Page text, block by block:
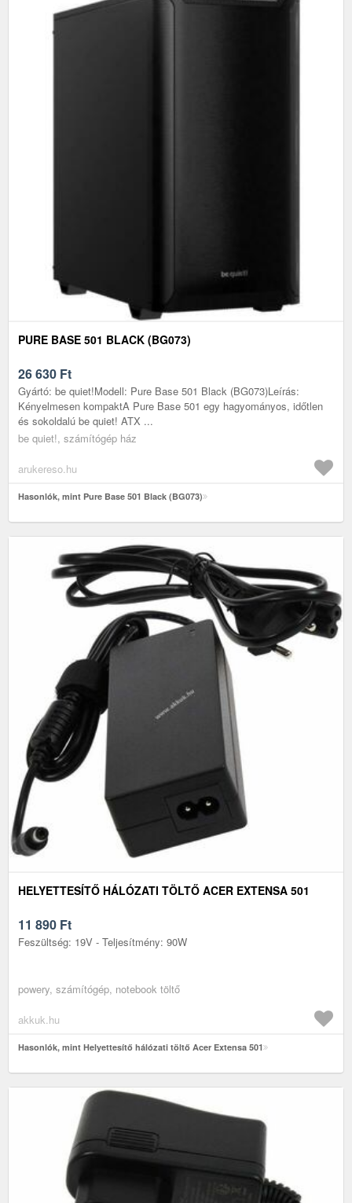
PURE BASE 501 BLACK (BG073)
26 630 Ft
Gyártó: be quiet!Modell: Pure Base 501 Black (BG073)Leírás:
Kényelmesen kompaktA Pure Base 501 egy hagyományos, időtlen
és sokoldalú be quiet! ATX ...
be quiet!, számítógép ház
arukereso.hu
Hasonlók, mint Pure Base 501 Black (BG073)
HELYETTESÍTŐ HÁLÓZATI TÖLTŐ ACER EXTENSA 501
11 890 Ft
Feszültség: 19V - Teljesítmény: 90W
powery, számítógép, notebook töltő
akkuk.hu
Hasonlók, mint Helyettesítő hálózati töltő Acer Extensa 501